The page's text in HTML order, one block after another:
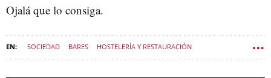
Ojalá que lo consiga.
SOCIEDAD BARES HOSTELERÍA Y RESTAURACIÓN